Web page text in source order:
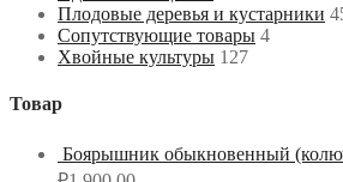
Плодовые деревья и кустарники
Сопутствующие товары 4
Хвойные культуры 127
Товар
Боярышник обыкновенный